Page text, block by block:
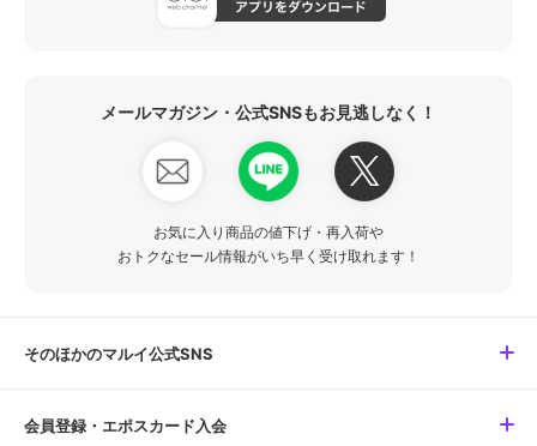
メールマガジン・公式SNSもお見逃しなく！
お気に入り商品の値下げ・再入荷や
おトクなセール情報がいち早く受け取れます！
そのほかのマルイ公式SNS
会員登録・エポスカード入会